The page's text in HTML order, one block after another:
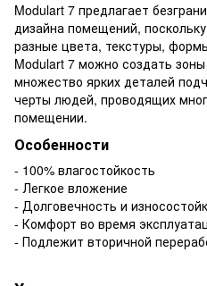
Modulart 7 предлагает
дизайна помещений,
разные цвета, текстуры,
Modulart 7 можно создать
множество ярких деталей
черты людей, проводящих
помещении.
Особенности
- 100% влагостойкость
- Легкое вложение
- Долговечность и
- Комфорт во время
- Подлежит вторичной